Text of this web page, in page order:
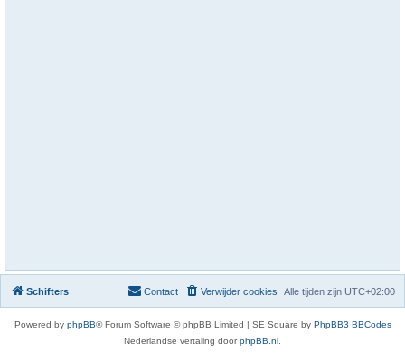
Schifters Alle tijden zijn UTC+02:00
Verwijder cookies
Contact
Powered by phpBB® Forum Software © phpBB Limited | SE Square by PhpBB3 BBCodes
Nederlandse vertaling doorphpBB.nl